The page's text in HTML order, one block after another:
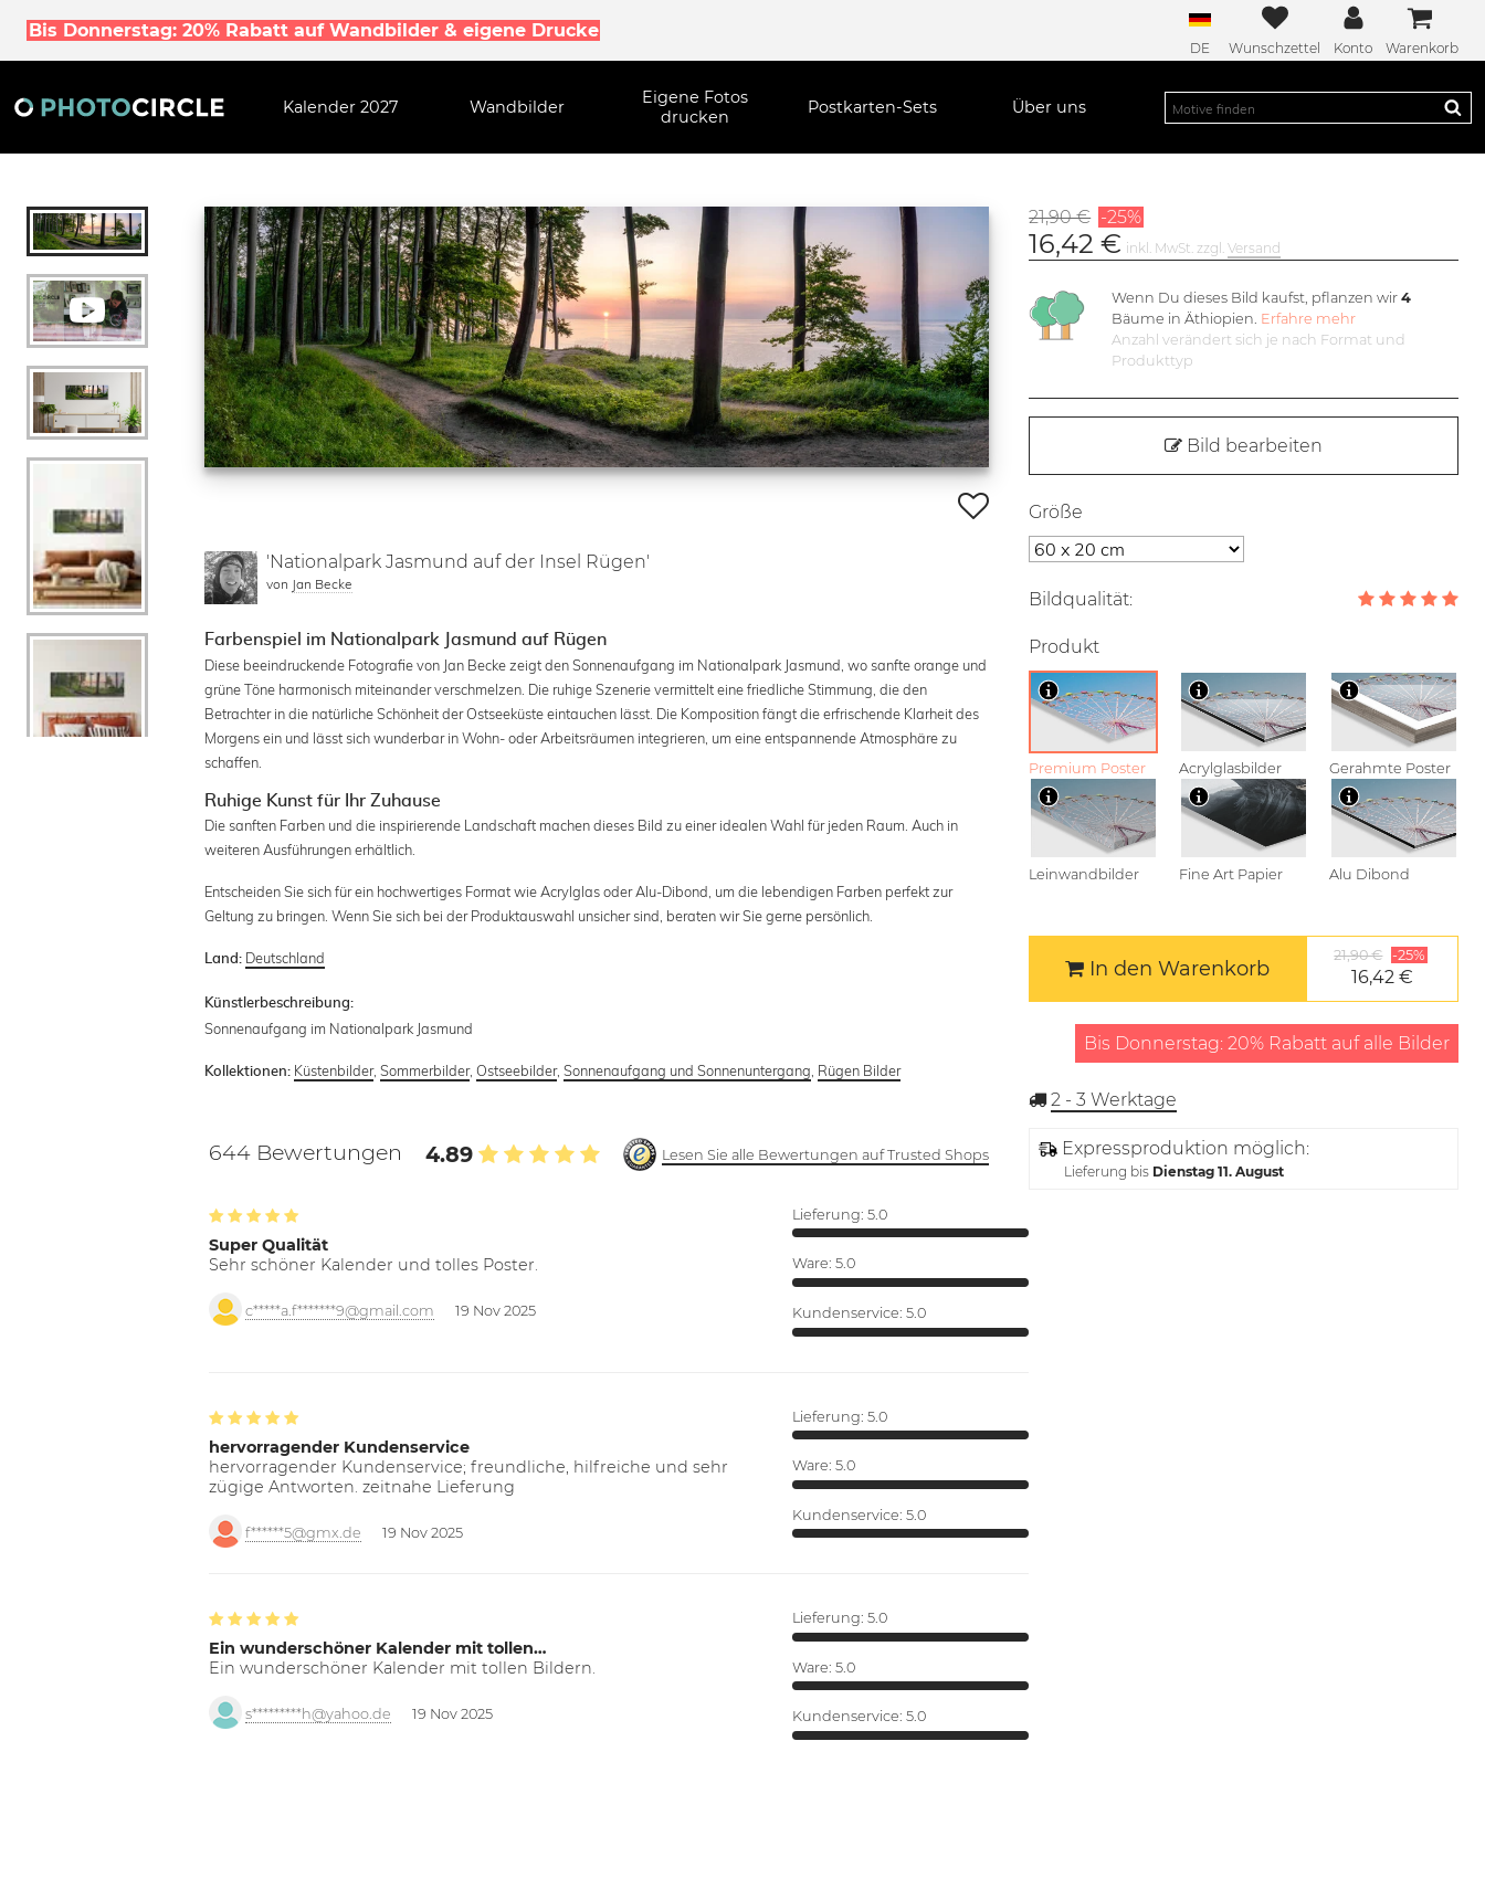
Bis Donnerstag: 20% Rabatt auf Wandbilder & eigene Drucke
DE Wunschzettel Konto Warenkorb
Kalender 2027 Wandbilder
Eigene Fotos
drucken
Postkarten-Sets Über uns
'Nationalpark Jasmund auf der Insel Rügen'
von Jan Becke
Farbenspiel im Nationalpark Jasmund auf Rügen
Diese beeindruckende Fotografie von Jan Becke zeigt den Sonnenaufgang im Nationalpark Jasmund, wo sanfte orange und
grüne Töne harmonisch miteinander verschmelzen. Die ruhige Szenerie vermittelt eine friedliche Stimmung, die den
Betrachter in die natürliche Schönheit der Ostseeküste eintauchen lässt. Die Komposition fängt die erfrischende Klarheit des
Morgens ein und lässt sich wunderbar in Wohn- oder Arbeitsräumen integrieren, um eine entspannende Atmosphäre zu
schaffen.
Ruhige Kunst für Ihr Zuhause
Die sanften Farben und die inspirierende Landschaft machen dieses Bild zu einer idealen Wahl für jeden Raum. Auch in
weiteren Ausführungen erhältlich.
Entscheiden Sie sich für ein hochwertiges Format wie Acrylglas oder Alu-Dibond, um die lebendigen Farben perfekt zur
Geltung zu bringen. Wenn Sie sich bei der Produktauswahl unsicher sind, beraten wir Sie gerne persönlich.
Land: Deutschland
Künstlerbeschreibung:
Sonnenaufgang im Nationalpark Jasmund
Kollektionen: Küstenbilder,Sommerbilder,Ostseebilder,Sonnenaufgang und Sonnenuntergang Rügen Bilder
644 Bewertungen 4.89 Lesen Sie alle Bewertungen auf Trusted Shops
Super Qualität
Sehr schöner Kalender und tolles Poster.
c*****a.f*******9@gmail.com 19 Nov 2025
Lieferung: 5.0
Ware: 5.0
Kundenservice: 5.0
hervorragender Kundenservice
hervorragender Kundenservice; freundliche, hilfreiche und sehr
zügige Antworten. zeitnahe Lieferung
f******5@gmx.de 19 Nov 2025
Lieferung: 5.0
Ware: 5.0
Kundenservice: 5.0
Ein wunderschöner Kalender mit tollen…
Ein wunderschöner Kalender mit tollen Bildern.
s*********h@yahoo.de 19 Nov 2025
Lieferung: 5.0
Ware: 5.0
Kundenservice: 5.0
21,90 € -25%
16,42 € inkl. MwSt. zzgl.Versand
Wenn Du dieses Bild kaufst, pflanzen wir 4
Bäume in Äthiopien. Erfahre mehr
Anzahl verändert sich je nach Format und
Produkttyp
Bild bearbeiten
Größe
Bildqualität:
Produkt
Premium Poster Acrylglasbilder Gerahmte Poster
Leinwandbilder Fine Art Papier Alu Dibond
In den Warenkorb
21,90 € -25%
16,42 €
Bis Donnerstag: 20% Rabatt auf alle Bilder
2 - 3 Werktage
Expressproduktion möglich:
Lieferung bis Dienstag 11. August